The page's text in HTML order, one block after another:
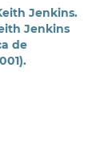
Jenkins.
Jenkins
de